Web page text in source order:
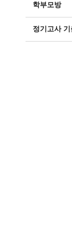
학부모방
정기고사 기